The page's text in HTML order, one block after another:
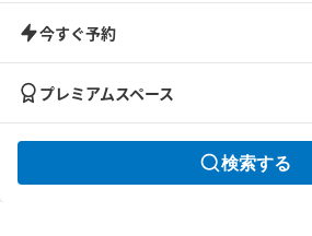
今すぐ予約
プレミアムスペース
検索する